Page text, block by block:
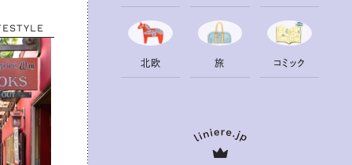
北欧 旅 コ ミ ック